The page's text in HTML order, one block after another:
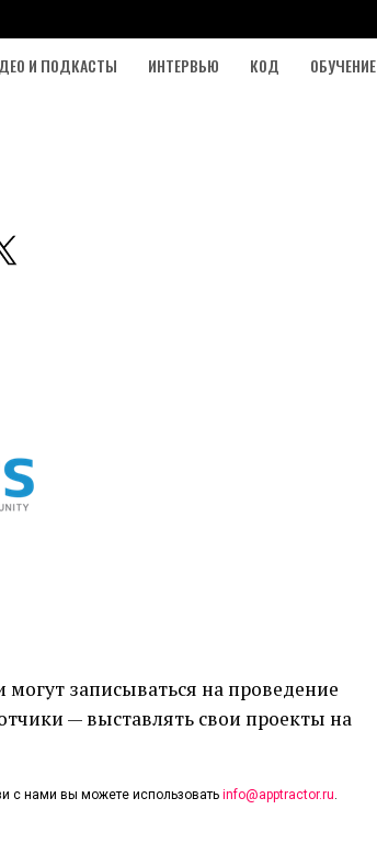
И ПОДКАСТЫ ИНТЕРВЬЮ КОД ОБУЧЕНИЕ
записываться на проведение
— выставлять свои проекты на
с нами вы можете использовать info@apptractor.ru.